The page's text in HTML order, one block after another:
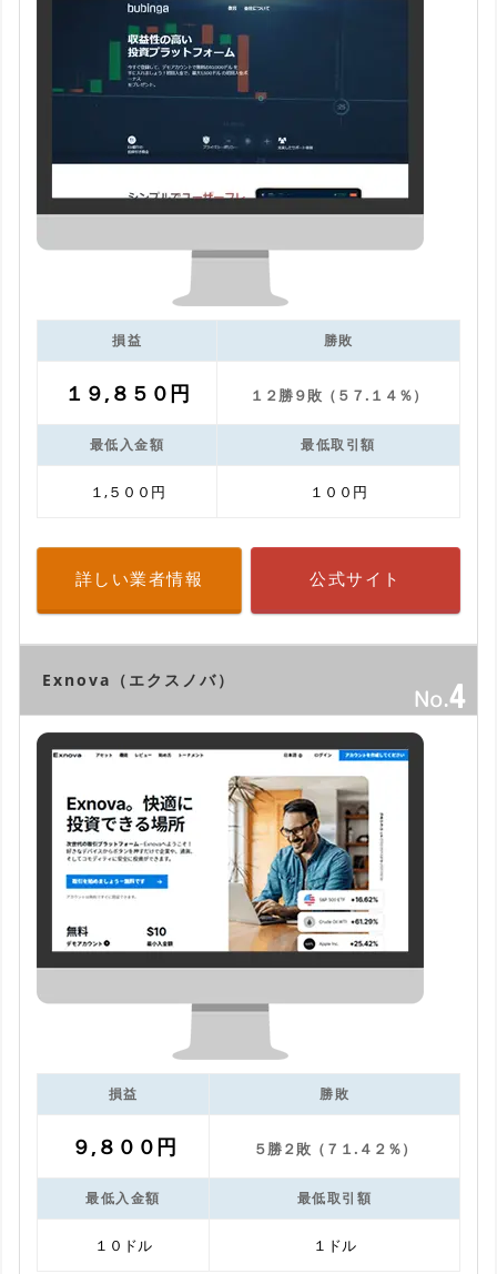
損益 勝敗
１９,８５０円 １２勝９敗（５７.１４％）
最低入金額 最低取引額
１,５００円 １００円
詳しい業者情報 公式サイト
Exnova（エクスノバ）
損益 勝敗
９,８００円 ５勝２敗（７１.４２％）
最低入金額 最低取引額
１０ドル １ドル